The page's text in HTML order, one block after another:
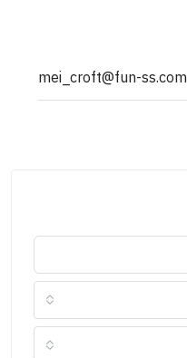
mei_croft@fun-ss.com